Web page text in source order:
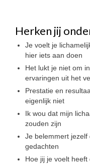
Herken jij
Je voelt je
hier iets aan doen
Het lukt je niet om
ervaringen uit het
Prestatie en
eigenlijk niet
Ik wou dat mijn
zouden zijn
Je belemmert jezelf
gedachten
Hoe jij je voelt